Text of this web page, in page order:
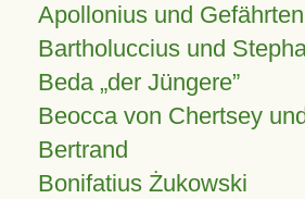
Apollonius und Gefährten
Bartholuccius und
Beda „der Jüngere”
Beocca von Chertsey
Bertrand
Bonifatius Żukowski